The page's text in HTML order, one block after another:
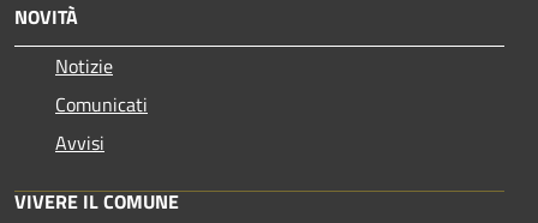
NOVITÀ
Notizie
Comunicati
Avvisi
VIVERE IL COMUNE